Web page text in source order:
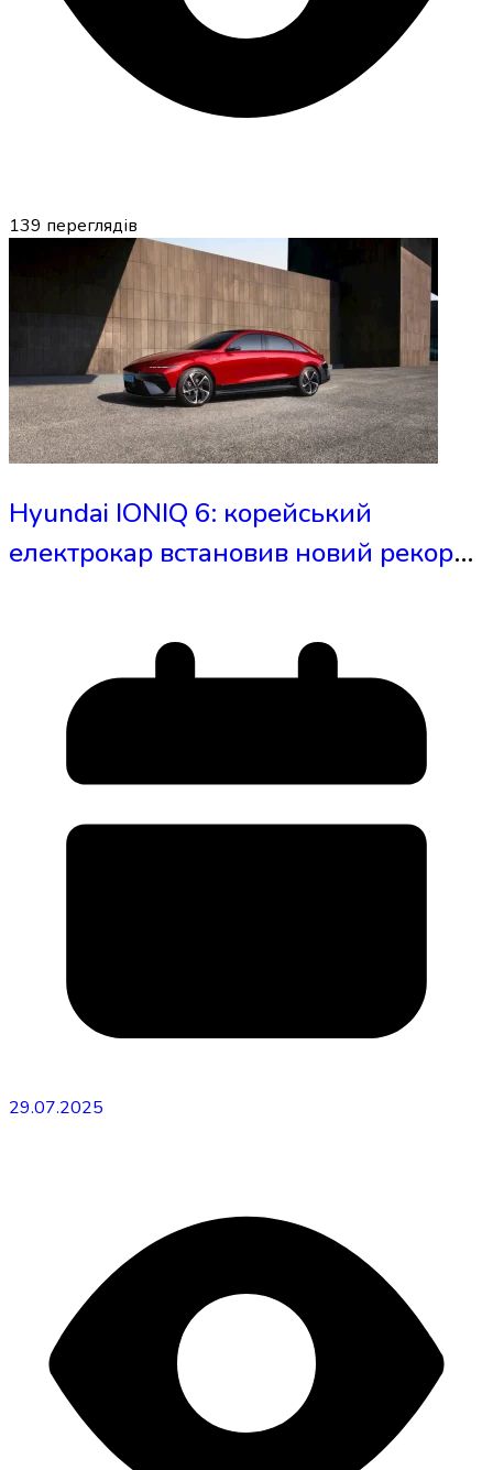
139 переглядів
Hyundai IONIQ 6: корейський
електрокар встановив новий рекорд
29.07.2025